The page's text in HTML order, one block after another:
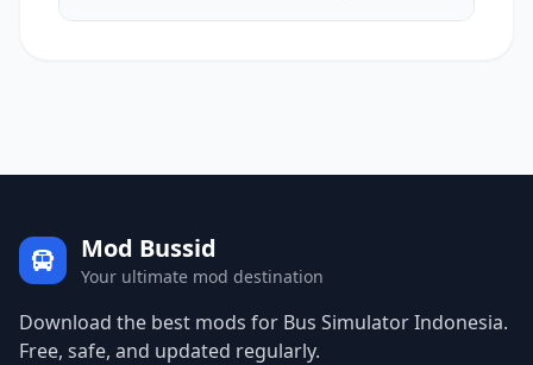
Mod Bussid
Your ultimate mod destination
Download the best mods for Bus Simulator Indonesia.
Free, safe, and updated regularly.